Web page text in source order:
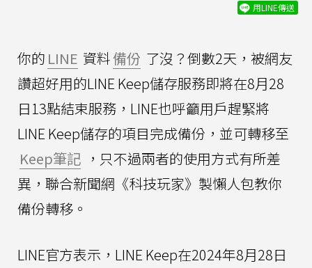
用LINE傳送
你的 LINE 資料備份 了沒？倒數2天，被網友
讚超好用的LINE Keep儲存服務即將在8月28
日13點結束服務，LINE也呼籲用戶趕緊將
LINE Keep儲存的項目完成備份，並可轉移至
Keep筆記 ，只不過兩者的使用方式有所差
異，聯合新聞網《科技玩家》製懶人包教你
備份轉移。
LINE官方表示，LINE Keep在2024年8月28日